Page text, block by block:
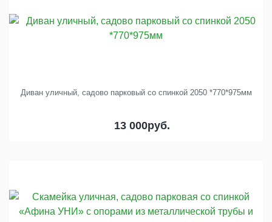
Диван уличный, садово парковый со спинкой 2050 *770*975мм
13 000руб.